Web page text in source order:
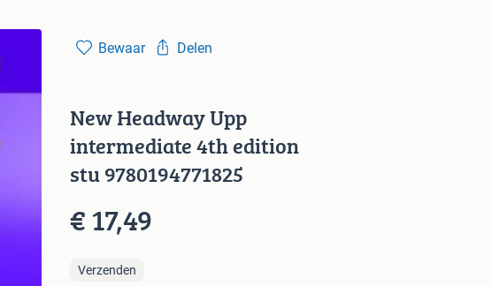
Bewaar Delen
New Headway Upp
intermediate 4th edition
stu 9780194771825
€ 17,49
Verzenden